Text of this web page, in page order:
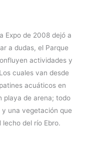
Expo de 2008 dejó a
a dudas, el Parque
actividades y
cuales van desde
acuáticos en
playa de arena; todo
una vegetación que
del río Ebro.